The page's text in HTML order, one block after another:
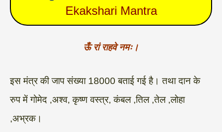
Ekakshari Mantra
ऊँ रां राहवे नमः।
इस मंत्र की जाप संख्या 18000 बताई गई है। तथा दान के
रुप में गोमेद ,अश्व, कृष्ण वस्त्र, कंबल ,तिल ,तेल ,लोहा
,अभ्रक।